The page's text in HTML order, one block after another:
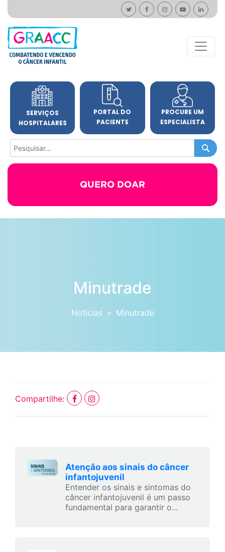
SERVIÇOS
HOSPITALARES
PORTAL DO
PACIENTE
PROCURE UM
ESPECIALISTA
QUERO DOAR
Minutrade
Notícias Minutrade
Compartilhe:
Atenção aos sinais do câncer
infantojuvenil
Entender os sinais e sintomas do
câncer infantojuvenil é um passo
fundamental para garantir o...